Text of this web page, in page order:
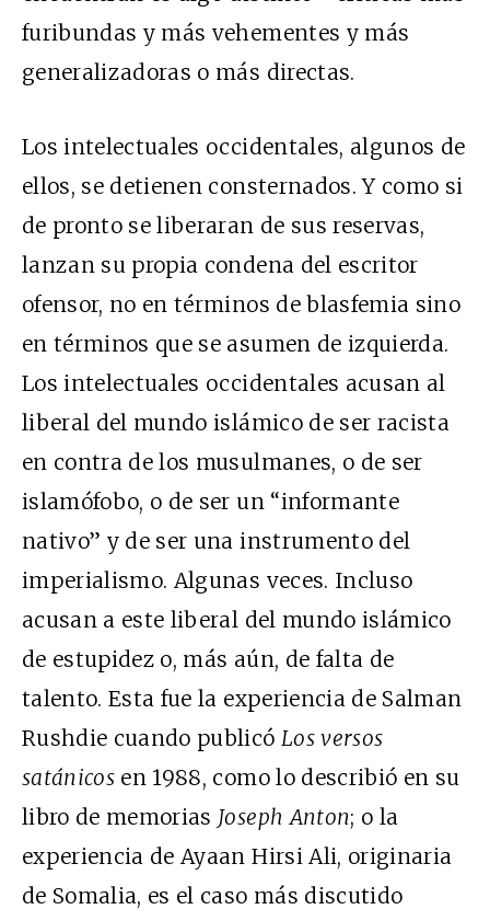
furibundas y más vehementes y más
generalizadoras o más directas.
Los intelectuales occidentales, algunos de
ellos, se detienen consternados. Y como si
de pronto se liberaran de sus reservas,
lanzan su propia condena del escritor
ofensor, no en términos de blasfemia sino
en términos que se asumen de izquierda.
Los intelectuales occidentales acusan al
liberal del mundo islámico de ser racista
en contra de los musulmanes, o de ser
islamófobo, o de ser un “informante
nativo” y de ser una instrumento del
imperialismo. Algunas veces. Incluso
acusan a este liberal del mundo islámico
de estupidez o, más aún, de falta de
talento. Esta fue la experiencia de Salman
Rushdie cuando publicó Los versos
satánicos en 1988, como lo describió en su
libro de memorias Joseph Anton; o la
experiencia de Ayaan Hirsi Ali, originaria
de Somalia, es el caso más discutido